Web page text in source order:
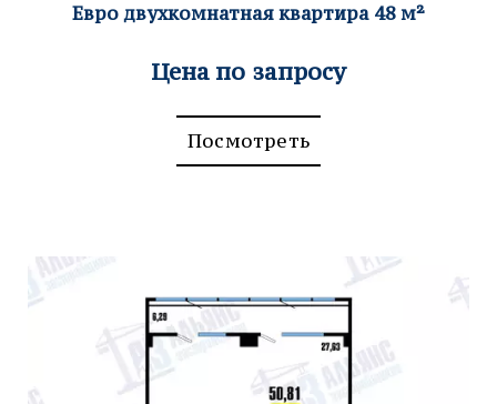
Евро двухкомнатная квартира 48м²
Цена по запросу
Посмотреть